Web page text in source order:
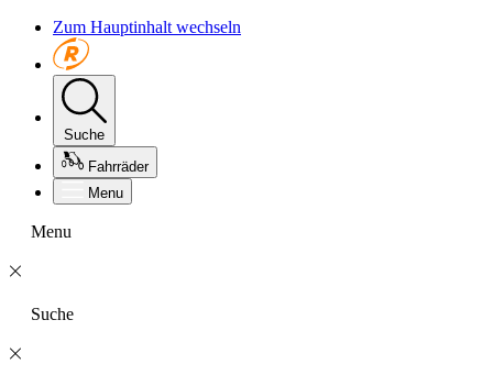
Zum Hauptinhalt wechseln
Suche
Fahrräder
Menu
Menu
Suche